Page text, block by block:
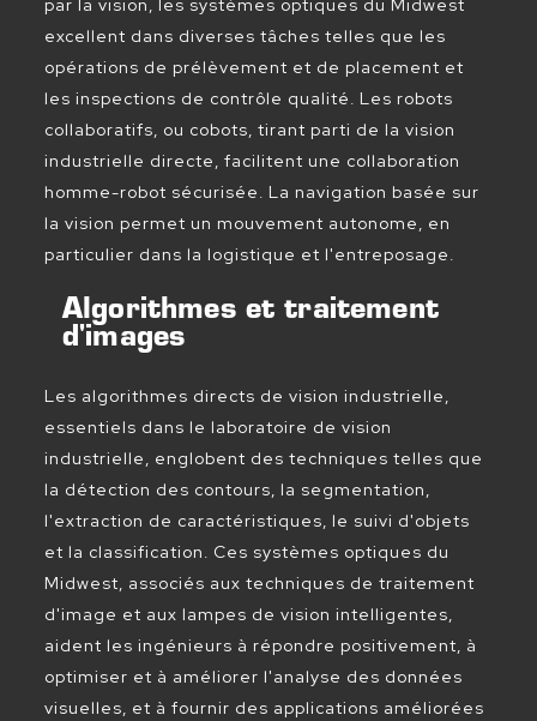
par la vision, les systèmes optiques du Midwest
excellent dans diverses tâches telles que les
opérations de prélèvement et de placement et
les inspections de contrôle qualité. Les robots
collaboratifs, ou cobots, tirant parti de la vision
industrielle directe, facilitent une collaboration
homme-robot sécurisée. La navigation basée sur
la vision permet un mouvement autonome, en
particulier dans la logistique et l'entreposage.
Algorithmes et traitement
d'images
Les algorithmes directs de vision industrielle,
essentiels dans le laboratoire de vision
industrielle, englobent des techniques telles que
la détection des contours, la segmentation,
l'extraction de caractéristiques, le suivi d'objets
et la classification. Ces systèmes optiques du
Midwest, associés aux techniques de traitement
d'image et aux lampes de vision intelligentes,
aident les ingénieurs à répondre positivement, à
optimiser et à améliorer l'analyse des données
visuelles, et à fournir des applications améliorées